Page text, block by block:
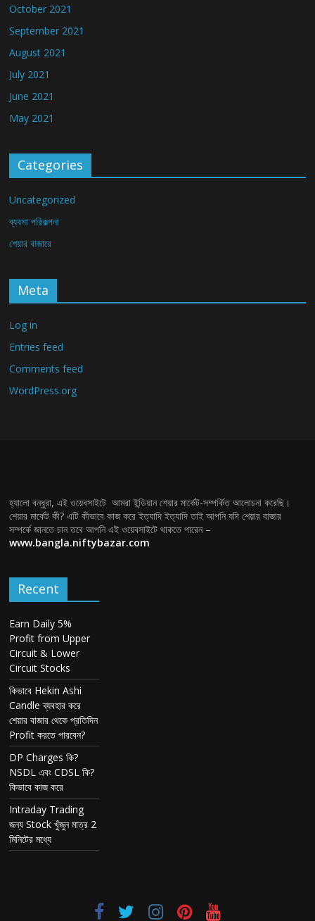
October 2021
September 2021
August 2021
July 2021
June 2021
May 2021
Categories
Uncategorized
ব্যবসা পরিকল্পনা
শেয়ার বাজারে
Meta
Log in
Entries feed
Comments feed
WordPress.org
হ্যালো বন্ধুরা, এই ওয়েবসাইটে আমরা ইন্ডিয়ান শেয়ার মার্কেট-সম্পর্কিত আলোচনা করেছি।
শেয়ার মার্কেট কী? এটি কীভাবে কাজ করে ইত্যাদি ইত্যাদি তাই আপনি যদি শেয়ার বাজার
সম্পর্কে জানতে চান তবে আপনি এই ওয়েবসাইটে থাকতে পারেন –
www.bangla.niftybazar.com
Recent
Earn Daily 5%
Profit from Upper
Circuit & Lower
Circuit Stocks
কিভাবে Hekin Ashi
Candle ব্যবহার করে
শেয়ার বাজার থেকে প্রতিদিন
Profit করতে পারবেন?
DP Charges কি?
NSDL এবং CDSL কি?
কিভাবে কাজ করে
Intraday Trading
জন্য Stock খুঁজুন মাত্র 2
মিনিটের মধ্যে